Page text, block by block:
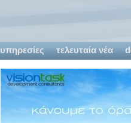
υπηρεσίες τελευταία νέα